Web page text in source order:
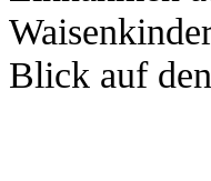
Blick auf